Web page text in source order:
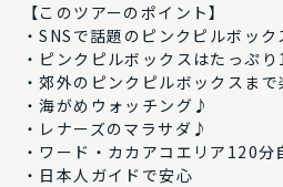
【このツアーのポイント】
・SNSで話題のピンクピルボッ
・ピンクピルボックスはたっぷ
・郊外のピンクピルボックスまで
・海がめウォッチング♪
・レナーズのマラサダ♪
・ワード・カカアコエリア120分
・日本人ガイドで安心